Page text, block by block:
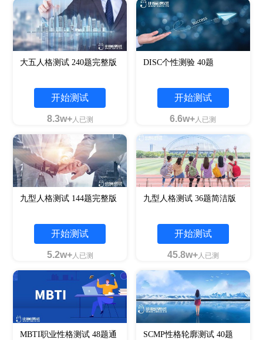
大五人格测试 240题完整版
开始测试
8.3w+人已测
DISC个性测验 40题
开始测试
6.6w+人已测
九型人格测试 144题完整版
开始测试
5.2w+人已测
九型人格测试 36题简洁版
开始测试
45.8w+人已测
MBTI职业性格测试 48题通
SCMP性格轮廓测试 40题